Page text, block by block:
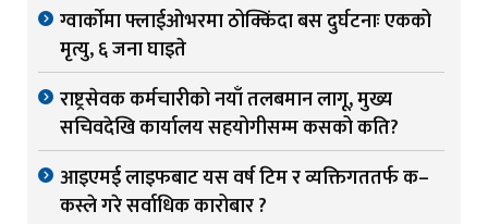
ग्वार्काेमा फ्लाईओभरमा ठोक्किंदा बस दुर्घटनाः एकको
मृत्यु, ६ जना घाइते
राष्ट्रसेवक कर्मचारीको नयाँ तलबमान लागू, मुख्य
सचिवदेखि कार्यालय सहयोगीसम्म कसको कति?
आइएमई लाइफबाट यस वर्ष टिम र व्यक्तिगततर्फ क–
कस्ले गरे सर्वाधिक कारोबार ?